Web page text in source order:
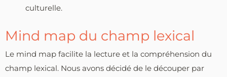
culturelle.
Mind map du champ lexical
Le mind map facilite la lecture et la compréhension du
champ lexical. Nous avons décidé de le découper par